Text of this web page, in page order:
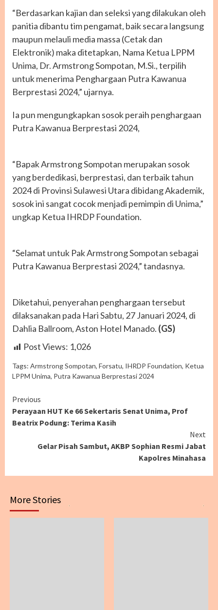
“Berdasarkan kajian dan seleksi yang dilakukan oleh
panitia dibantu tim pengamat, baik secara langsung
maupun melauli media massa (Cetak dan
Elektronik) maka ditetapkan, Nama Ketua LPPM
Unima, Dr. Armstrong Sompotan, M.Si., terpilih
untuk menerima Penghargaan Putra Kawanua
Berprestasi 2024,” ujarnya.
Ia pun mengungkapkan sosok peraih penghargaan
Putra Kawanua Berprestasi 2024,
“Bapak Armstrong Sompotan merupakan sosok
yang berdedikasi, berprestasi, dan terbaik tahun
2024 di Provinsi Sulawesi Utara dibidang Akademik,
sosok ini sangat cocok menjadi pemimpin di Unima,”
ungkap Ketua IHRDP Foundation.
“Selamat untuk Pak Armstrong Sompotan sebagai
Putra Kawanua Berprestasi 2024,” tandasnya.
Diketahui, penyerahan penghargaan tersebut
dilaksanakan pada Hari Sabtu, 27 Januari 2024, di
Dahlia Ballroom, Aston Hotel Manado. (GS)
Post Views: 1,026
Tags: Armstrong Sompotan, Forsatu, IHRDP Foundation, Ketua
LPPM Unima, Putra Kawanua Berprestasi 2024
Continue
Reading
Previous
Perayaan HUT Ke 66 Sekertaris Senat Unima, Prof
Beatrix Podung: Terima Kasih
Next
Gelar Pisah Sambut, AKBP Sophian Resmi Jabat
Kapolres Minahasa
More Stories